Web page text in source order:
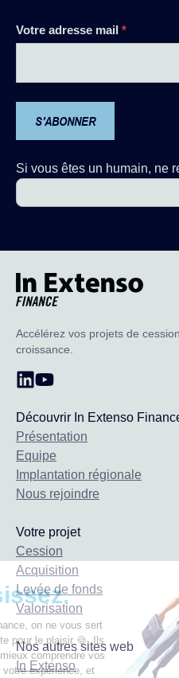
Votre adresse mail *
S'ABONNER
Si vous êtes un humain, ne
Accélérez vos projets de
croissance.
Découvrir In Extenso
Présentation
Equipe
Implantation régionale
Nous rejoindre
Votre projet
Cession
Acquisition
Levée de fonds
Valorisation
Nos autres sites web
In Extenso
🚀 Choisissez.
Chez In Extenso Finance, on ne
pas des cookies juste pour le
nous permettent de mieux
besoins, d’optimiser votre